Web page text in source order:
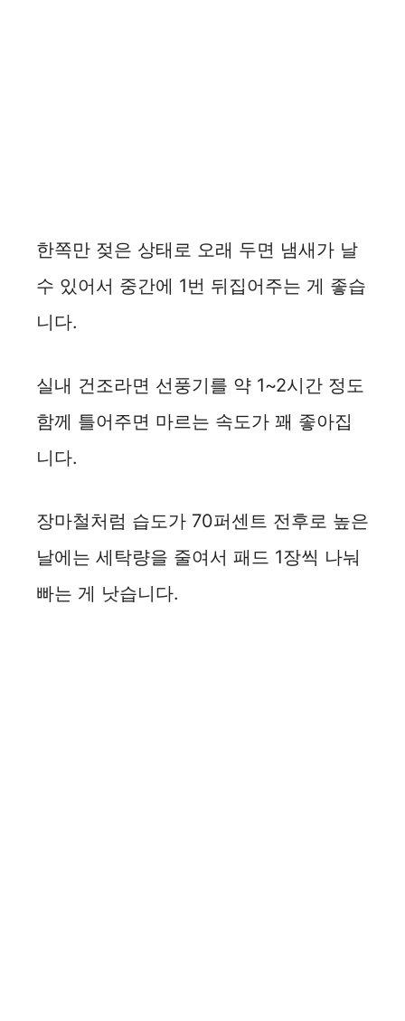
한쪽만 젖은 상태로 오래 두면 냄새가 날
수 있어서 중간에 1번 뒤집어주는 게 좋습
니다.
실내 건조라면 선풍기를 약 1~2시간 정도
함께 틀어주면 마르는 속도가 꽤 좋아집
니다.
장마철처럼 습도가 70퍼센트 전후로 높은
날에는 세탁량을 줄여서 패드 1장씩 나눠
빠는 게 낫습니다.